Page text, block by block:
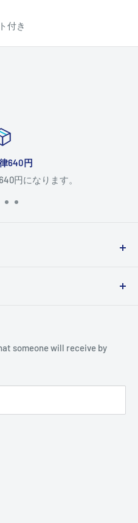
付き
640円
円になります。
theme settings.
someone will receive by